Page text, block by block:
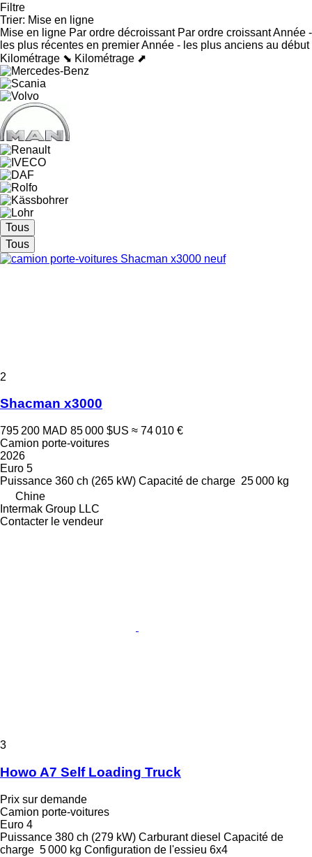
Filtre
Trier: Mise en ligne
Mise en ligne Par ordre décroissant Par ordre croissantAnnée -
les plus récentes en premierAnnée - les plus anciens au début
Kilométrage ⬊ Kilométrage ⬈
Tous
Tous
2
Shacman x3000
795 200 MAD 85 000 $US ≈ 74 010 €
Camion porte-voitures
2026
Euro 5
Puissance 360 ch (265 kW) Capacité de charge 25 000 kg
Chine
Intermak Group LLC
Contacter le vendeur
3
Howo A7 Self Loading Truck
Prix sur demande
Camion porte-voitures
Euro 4
Puissance 380 ch (279 kW) Carburant diesel Capacité de
charge 5 000 kg Configuration de l'essieu 6x4